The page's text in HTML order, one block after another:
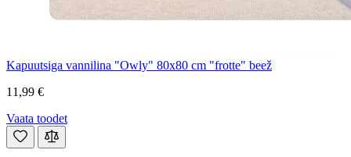
Kapuutsiga vannilina "Owly" 80x80 cm "frotte" beež
11,99 €
Vaata toodet